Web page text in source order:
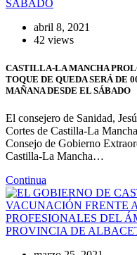
abril 8, 2021
42 views
CASTILLA-LA MANCHA
TOQUE DE QUEDA SERÁ DE
MAÑANA DESDE EL SÁBADO
El consejero de Sanidad,
Cortes de Castilla-La
Consejo de Gobierno
Castilla-La Mancha…
Continua